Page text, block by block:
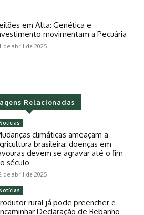
em Alta: Genética e
movimentam a Pecuária
de abril de 2025
Relacionadas
climáticas ameaçam a
brasileira: doenças em
devem se agravar até o fim
século
de abril de 2025
rural já pode preencher e
Declaração de Rebanho